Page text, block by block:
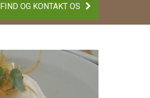
FIND OG KONTAKT OS